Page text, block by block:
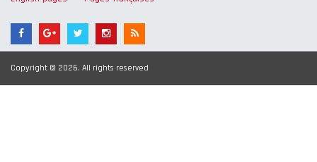
Copyright © 2026. All rights reserved